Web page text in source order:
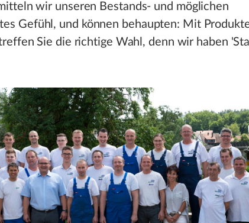
wir unseren Bestands- und möglichen
Gefühl, und können behaupten: Mit
treffen Sie die richtige Wahl, denn wir haben